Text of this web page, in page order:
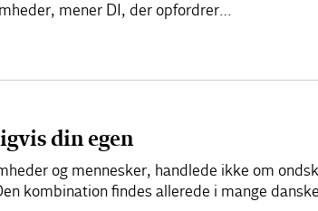
mener DI, der opfordrer…
din egen
og mennesker, handlede ikke om
kombination findes allerede i mange